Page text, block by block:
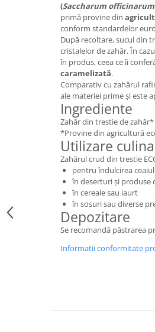
(Saccharum officinarum
primă provine din
conform standardelor
După recoltare, sucul din
cristalelor de zahăr. În
în produs, ceea ce îi
caramelizată.
Comparativ cu zahărul
ale materiei prime și este
Ingrediente
Zahăr din trestie de zahăr*
*Provine din agricultură
Utilizare
Zahărul crud din trestie
pentru îndulcirea
în deserturi și produse
în cereale sau iaurt
în sosuri sau diverse
Depozitare
Se recomandă păstrarea
Informatii conformitate